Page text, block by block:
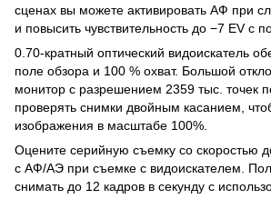
сценах вы можете активировать АФ при
и повысить чувствительность до −7 EV с
0.70-кратный оптический видоискатель
поле обзора и 100 % охват. Большой
монитор с разрешением 2359 тыс. точек
проверять снимки двойным касанием,
изображения в масштабе 100%.
Оцените серийную съемку со скоростью
с АФ/АЭ при съемке с видоискателем.
снимать до 12 кадров в секунду с